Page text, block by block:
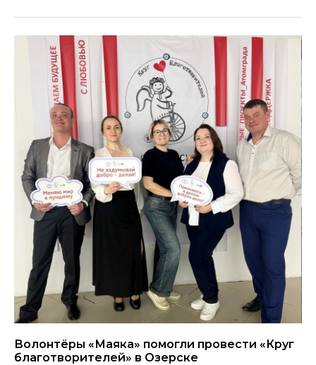
Волонтёры «Маяка» помогли провести «Круг
благотворителей» в Озерске